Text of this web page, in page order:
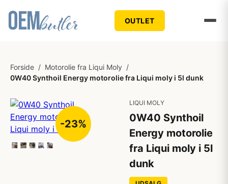
OUTLET
Forside / Motorolie fra Liqui Moly /
0W40 Synthoil Energy motorolie fra Liqui moly i 5l dunk
-23%
LIQUI MOLY
0W40 Synthoil
Energy motorolie
fra Liqui moly i 5l
dunk